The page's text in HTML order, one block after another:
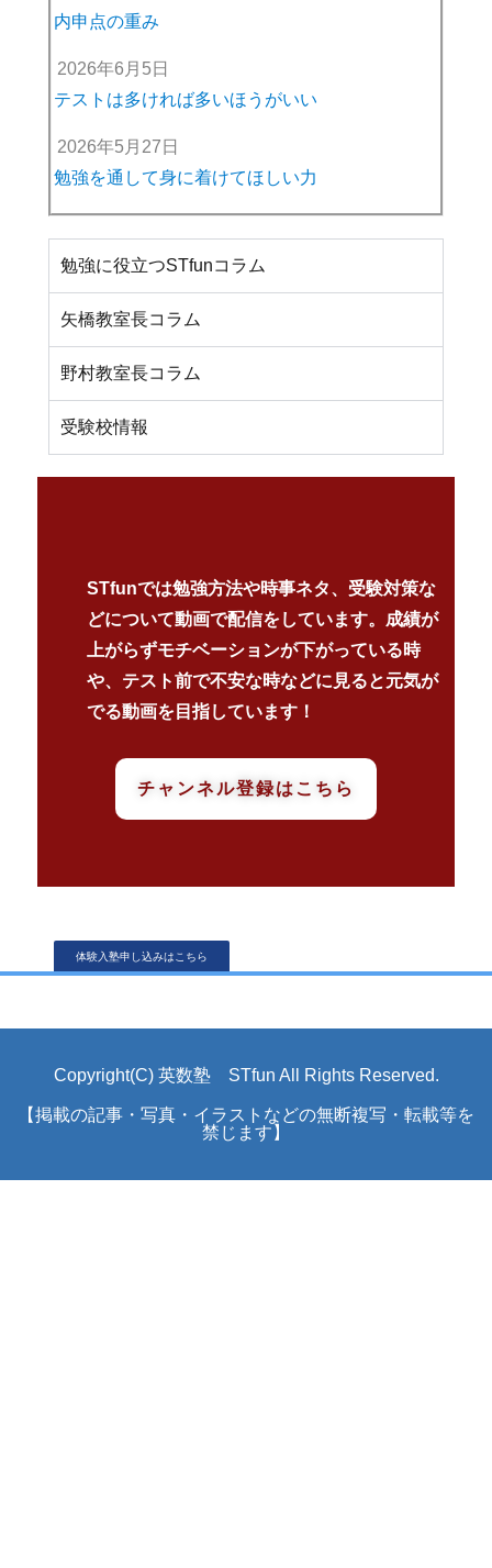
内申点の重み
2026年6月5日
テストは多ければ多いほうがいい
2026年5月27日
勉強を通して身に着けてほしい力
勉強に役立つSTfunコラム
矢橋教室長コラム
野村教室長コラム
受験校情報
STfunでは勉強方法や時事ネタ、受験対策な
どについて動画で配信をしています。成績が
上がらずモチベーションが下がっている時
や、テスト前で不安な時などに見ると元気が
でる動画を目指しています！
チャンネル登録はこちら
体験入塾申し込みはこちら
Copyright(C) 英数塾 STfun All Rights Reserved.
【掲載の記事・写真・イラストなどの無断複写・転載等を
禁じます】